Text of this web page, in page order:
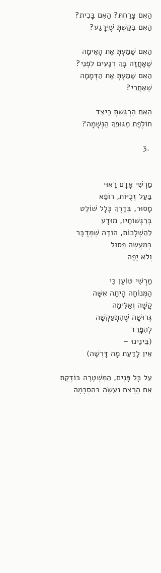
הַאִם צָרַחְתְּ? הַאִם בָּכִית?
הַאִם בִּקַּשְׁתְּ שֶׁיֵּרָגַע?
הַאִם שָׁמַעְתְּ אֶת הָאֵימָה
שֶׁאָחֲזָה בָּךְ רְגָעִים לִפְנֵי?
הַאִם שָׁמַעְתְּ אֶת הַדְּמָמָה
שֶׁאַחֲרֵי?
הַאִם הִרְגַּשְׁתְּ כֵּיצַד
חוֹלֶפֶת מִגּוּפֵךְ הַנְּשָׁמָה?
3.
מַרְשִׁי אָדָם רָאוּי
בַּעַל זְכֻיּוֹת, רוֹפֵא
מָסוּר, בְּדֶרֶךְ כְּלָל שׁוֹלֵט
בְּרִגְשׁוֹתָיו, מוּדָע
לַהַשְׁלָכוֹת, הוֹדָה שֶׁמְּדֻבָּר
בְּמַעֲשֶׂה פָּסוּל
וְלֹא יָפֶה
מַרְשִׁי טוֹעֵן כִּי
הַמְּנוֹחָה הָיְתָה אִשָּׁה
קָשָׁה וְאַלִּימָה
גְּרוּשָׁה שֶׁהִתְעַקְּשָׁה
לְהִפָּרֵד
(בֵּינֵינוּ –
אֵין לָדַעַת מָה דָּרְשָׁה)
עַל כָּל פָּנִים, הַמִּשְׁטָרָה בּוֹדֶקֶת
אִם הָרֶצַח נַעֲשָׂה בַּהַסְכָּמָה